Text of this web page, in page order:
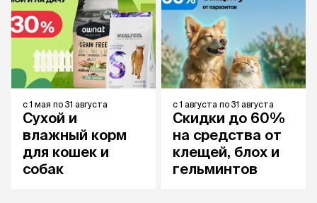
с1 мая по 31 августа
Сухой и
влажный корм
для кошек и
собак
с1 августа по 31 августа
Скидки до 60%
на средства от
клещей, блох и
гельминтов